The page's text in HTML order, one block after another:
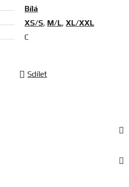
Bílá
XS/S, M/L, XL/XXL
C
Sdílet